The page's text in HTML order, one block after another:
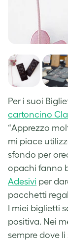
Per i suoi
cartoncino
“Apprezzo
mi piace
sfondo per
opachi fanno
Adesivi per
pacchetti
I miei biglietti
positiva. Nei
sempre dove